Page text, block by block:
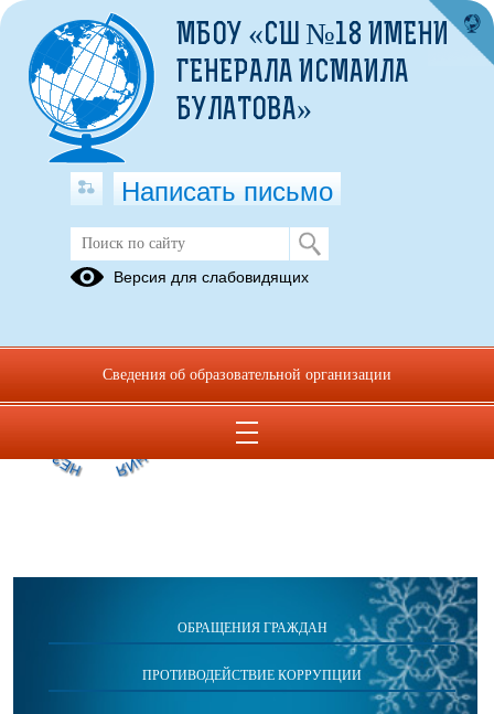
Публикации за Май 2026
Независимая оценка
качества образования
Просмотров всего:
ОБРАЩЕНИЯ ГРАЖДАН
ПРОТИВОДЕЙСТВИЕ КОРРУПЦИИ
МБОУ «СШ №18 ИМЕНИ
ГЕНЕРАЛА ИСМАИЛА
БУЛАТОВА»
Написать письмо
Версия для слабовидящих
Сведения об образовательной организации